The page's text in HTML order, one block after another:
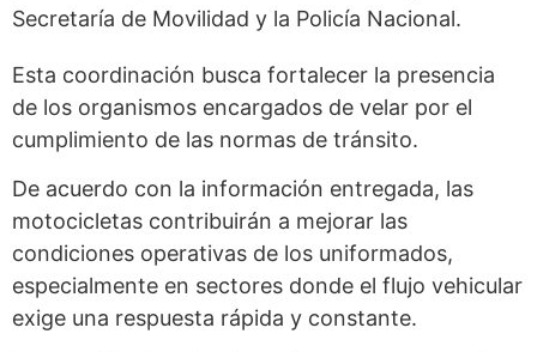
Secretaría de Movilidad y la Policía Nacional.
Esta coordinación busca fortalecer la presencia
de los organismos encargados de velar por el
cumplimiento de las normas de tránsito.
De acuerdo con la información entregada, las
motocicletas contribuirán a mejorar las
condiciones operativas de los uniformados,
especialmente en sectores donde el flujo vehicular
exige una respuesta rápida y constante.